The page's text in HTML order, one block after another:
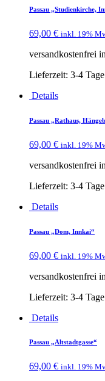
Passau „Studienkirche,
69,00 € inkl. 19%
versandkostenfrei
Lieferzeit: 3-4 Tage
Details
Passau „Rathaus,
69,00 € inkl. 19%
versandkostenfrei
Lieferzeit: 3-4 Tage
Details
Passau „Dom, Innkai“
69,00 € inkl. 19%
versandkostenfrei
Lieferzeit: 3-4 Tage
Details
Passau „Altstadtgasse“
69,00 € inkl. 19%